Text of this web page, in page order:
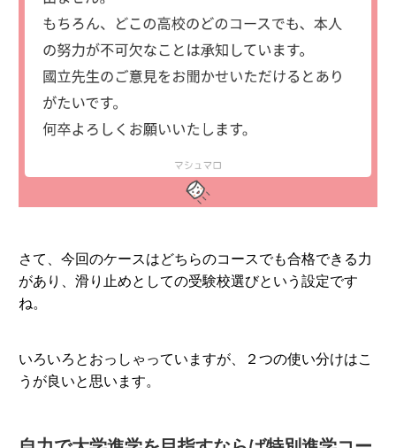
さて、今回のケースはどちらのコースでも合格できる力
があり、滑り止めとしての受験校選びという設定です
ね。
いろいろとおっしゃっていますが、２つの使い分けはこ
うが良いと思います。